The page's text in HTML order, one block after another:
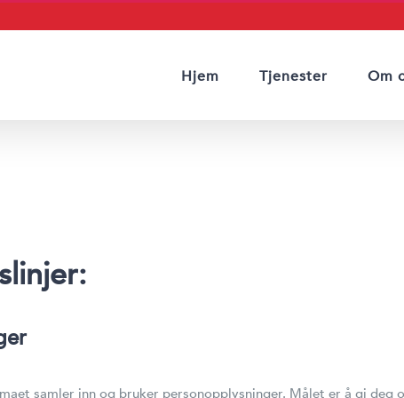
Hjem Tjenester Om
:
samler inn og bruker personopplysninger. Målet er å gi deg